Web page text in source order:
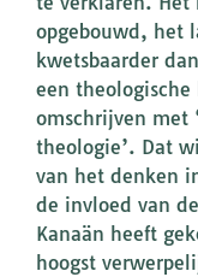
opgebouwd, het
kwetsbaarder
een
omschrijven met
theologie’. Dat
van het denken
de invloed van
Kanaän heeft
hoogst